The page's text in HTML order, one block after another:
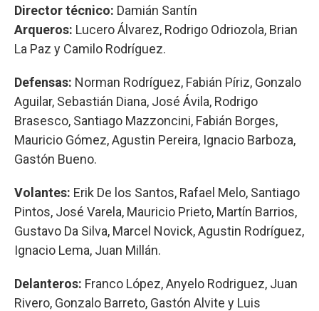
Director técnico: Damián Santín
Arqueros: Lucero Álvarez, Rodrigo Odriozola, Brian
La Paz y Camilo Rodríguez.
Defensas: Norman Rodríguez, Fabián Píriz, Gonzalo
Aguilar, Sebastián Diana, José Ávila, Rodrigo
Brasesco, Santiago Mazzoncini, Fabián Borges,
Mauricio Gómez, Agustin Pereira, Ignacio Barboza,
Gastón Bueno.
Volantes: Erik De los Santos, Rafael Melo, Santiago
Pintos, José Varela, Mauricio Prieto, Martín Barrios,
Gustavo Da Silva, Marcel Novick, Agustin Rodríguez,
Ignacio Lema, Juan Millán.
Delanteros: Franco López, Anyelo Rodriguez, Juan
Rivero, Gonzalo Barreto, Gastón Alvite y Luis